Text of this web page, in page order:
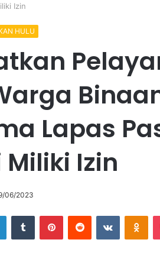
Izin
HULU
Lapas
Miliki Izin
06/2023
LinkedInTumblr PinterestReddit VKontakte